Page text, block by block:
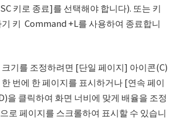
키로 종료]를 선택해야 합니다). 또는 키
키 Command +L를 사용하여 종료합니
기를 조정하려면 [단일 페이지] 아이콘(C)
번에 한 페이지를 표시하거나 [연속 페이
을 클릭하여 화면 너비에 맞게 배율을 조정
로 페이지를 스크롤하여 표시할 수 있습니